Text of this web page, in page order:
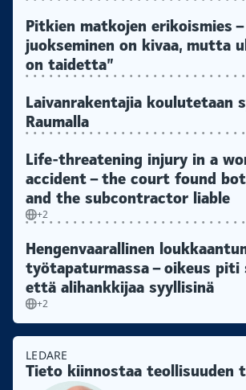
Pitkien matkojen erikoismies –
juokseminen on kivaa, mutta
on taidetta”
Laivanrakentajia koulutetaan
Raumalla
Life-threatening injury in a
accident – the court found
and the subcontractor liable
+2
Hengenvaarallinen
työtapaturmassa – oikeus piti
että alihankkijaa syyllisinä
+2
LEDARE
Tieto kiinnostaa teollisuuden